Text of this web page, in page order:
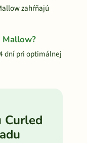
zahŕňajú
dní pri optimálnej
Curled